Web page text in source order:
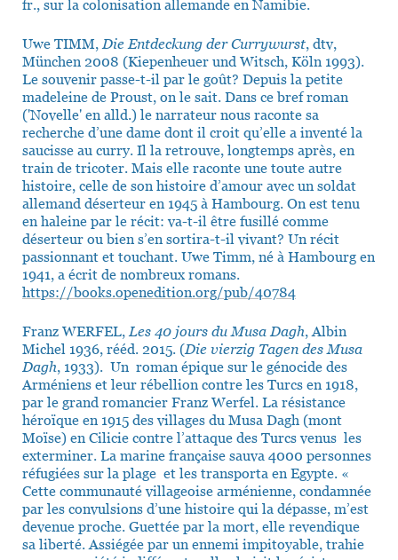
fr., sur la colonisation allemande en Namibie.
Uwe TIMM, Die Entdeckung der Currywurst, dtv,
München 2008 (Kiepenheuer und Witsch, Köln 1993).
Le souvenir passe-t-il par le goût? Depuis la petite
madeleine de Proust, on le sait. Dans ce bref roman
('Novelle' en alld.) le narrateur nous raconte sa
recherche d’une dame dont il croit qu’elle a inventé la
saucisse au curry. Il la retrouve, longtemps après, en
train de tricoter. Mais elle raconte une toute autre
histoire, celle de son histoire d’amour avec un soldat
allemand déserteur en 1945 à Hambourg. On est tenu
en haleine par le récit: va-t-il être fusillé comme
déserteur ou bien s’en sortira-t-il vivant? Un récit
passionnant et touchant. Uwe Timm, né à Hambourg en
1941, a écrit de nombreux romans.
https://books.openedition.org/pub/40784
Franz WERFEL, Les 40 jours du Musa Dagh, Albin
Michel 1936, rééd. 2015. (Die vierzig Tagen des Musa
Dagh, 1933). Un roman épique sur le génocide des
Arméniens et leur rébellion contre les Turcs en 1918,
par le grand romancier Franz Werfel. La résistance
héroïque en 1915 des villages du Musa Dagh (mont
Moïse) en Cilicie contre l’attaque des Turcs venus les
exterminer. La marine française sauva 4000 personnes
réfugiées sur la plage et les transporta en Egypte. «
Cette communauté villageoise arménienne, condamnée
par les convulsions d’une histoire qui la dépasse, m’est
devenue proche. Guettée par la mort, elle revendique
sa liberté. Assiégée par un ennemi impitoyable, trahie